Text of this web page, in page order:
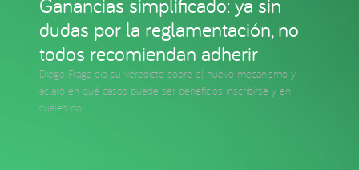
dudas por la reglamentación, no
todos recomiendan adherir
Diego Fraga dio su veredicto sobre el nuevo mecanismo y
aclaró en qué casos puede ser beneficios inscribirse y en
cuáles no